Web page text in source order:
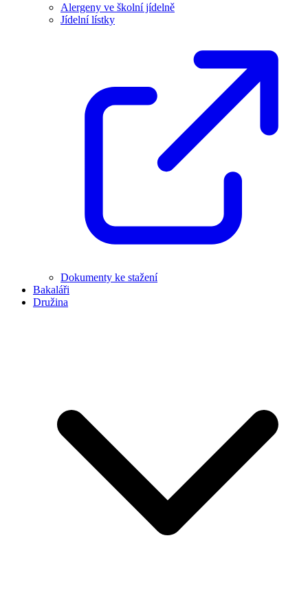
Alergeny ve školní jídelně
Jídelní lístky
Dokumenty ke stažení
Bakaláři
Družina